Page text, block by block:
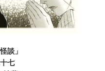
談」
七